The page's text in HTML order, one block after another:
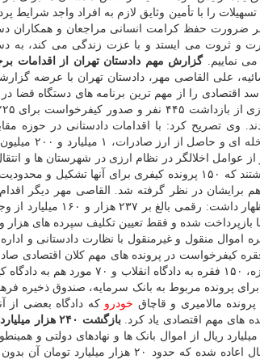
را با تأمین وثایق لازم به افراد واجد شرایط
بر ضرورت حفظ کرامت انسانی مراجعان و همکاران
و ثروت می ایستد و با عزت زندگی می کند، به
نماییم.گزارش مهم دادستان تهران از اقدامات
علی القاصی مهر، دادستان تهران با عرضه
اقتصادی را از مهم ترین برنامه های دستگاه قضا در
بودند. وی تصریح کرد: با اقدامات دادستانی در حوزه
برای واردات کالاهای اساسی و ارزهای مداخله ای و
اقتصادی کشور بازگشته است. دادستان تهران با اشاره به دستگیری ۱۵ نفر از عوامل اخلالگر در نظام ارزی در شهرستان ها و
به تهران اظهار داشت: این افراد رقمی بالغ بر ۱.۵ میلیارد دلار سوءاستفاده ارزی داشتند که ۱۵۰ پرونده کیفری برای آنها
برایشان در نظر گرفته شد. القاصی مهر دیگر
مانده که بالغ بر ۰۶/۰ درصد می شود. وی با اشاره به اینکه هزار و ۶۲۱ فقره اموال منقول و غیرمنقول با نظارت دادستانی و
شرکت های مربوطه بدون حکم قضائی تعیین تکیلف شد، اظهار داشت: ۳۴۰ فقره کیفرخواست در پرونده های مهم کلان
که ۱۲۰ مورد آنها در مورد اختلال در نظام اقتصادی کشور به دادگاه های مبحث استجازه، ۱۵۰ فقره به دادگاه
مهر در ادامه، صدور ۱۰۰ فقره کیفرخواست برای پرونده مربوط به بانک سرمایه، صندوق ذخیره
مالامیری و قاچاق خودرو که دادگاه بعضی از
های مهم اقتصادی یاد کرد.
بازگشت ۲۴۰ هزار
میلیون و ۵۸۶ هزار یورو، ۳۱ میلیون و ۷۷۵ هزار دلار و ۳۴ میلیون درهم به بیت المال اعاده شده که حدود ۲۰ هزار